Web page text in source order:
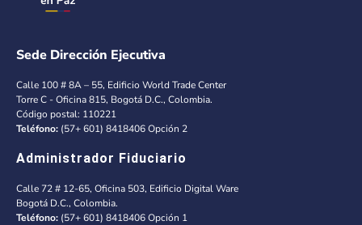
Sede Dirección Ejecutiva
Calle 100 # 8A – 55, Edificio World Trade Center
Torre C - Oficina 815, Bogotá D.C., Colombia.
Código postal: 110221
Teléfono: (57+ 601) 8418406 Opción 2
Administrador Fiduciario
Calle 72 # 12-65, Oficina 503, Edificio Digital Ware
Bogotá D.C., Colombia.
Teléfono: (57+ 601) 8418406 Opción 1